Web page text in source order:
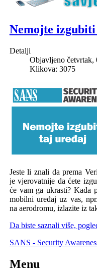
Nemojte
Detalji
Objavljeno četvrtak,
Klikova: 3075
Jeste li znali da prema
je vjerovatnije da ćete
će vam ga ukrasti? Kada
mobilni uređaj uz vas,
na aerodromu, izlazite iz
Da biste saznali više,
SANS - Security
Menu